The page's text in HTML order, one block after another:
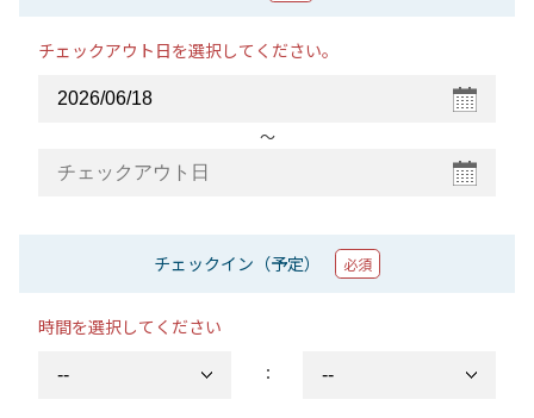
チェックアウト日を選択してください。
〜
チェックイン（予定） 必須
時間を選択してください
：